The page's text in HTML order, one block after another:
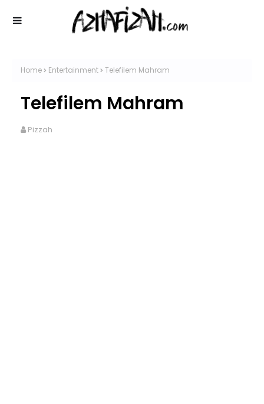
Home Entertainment Telefilem Mahram
Telefilem Mahram
Pizzah